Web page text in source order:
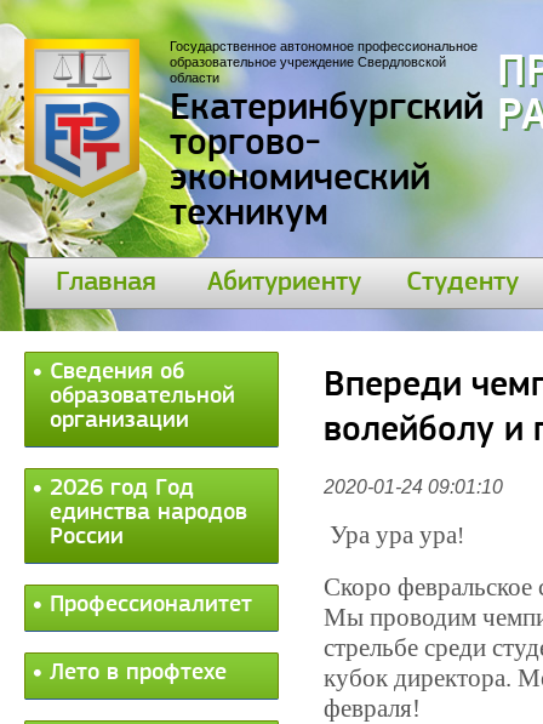
Государственное автономное профессиональное
образовательное учреждение Свердловской
области
Екатеринбургский
торгово-
экономический
техникум
Главная Абитуриенту Студенту
Сведения об
образовательной
организации
2026 год Год
единства народов
России
Профессионалитет
Лето в профтехе
Впереди
волейболу и
2020-01-24 09:01:10
Ура ура ура!
Скоро февральское
Мы проводим
стрельбе среди
кубок директора.
февраля!